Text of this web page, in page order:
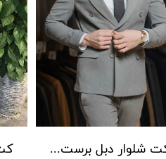
کت شلوار دبل برست LOMENZ کد 004